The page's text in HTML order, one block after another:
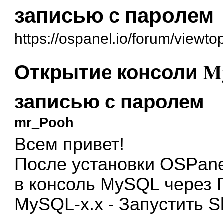
записью с паролем
https://ospanel.io/forum/
Открытие консоли
записью с паролем
mr_Pooh
Всем привет!
После установки
в консоль MySQL
MySQL-x.x - Запустить